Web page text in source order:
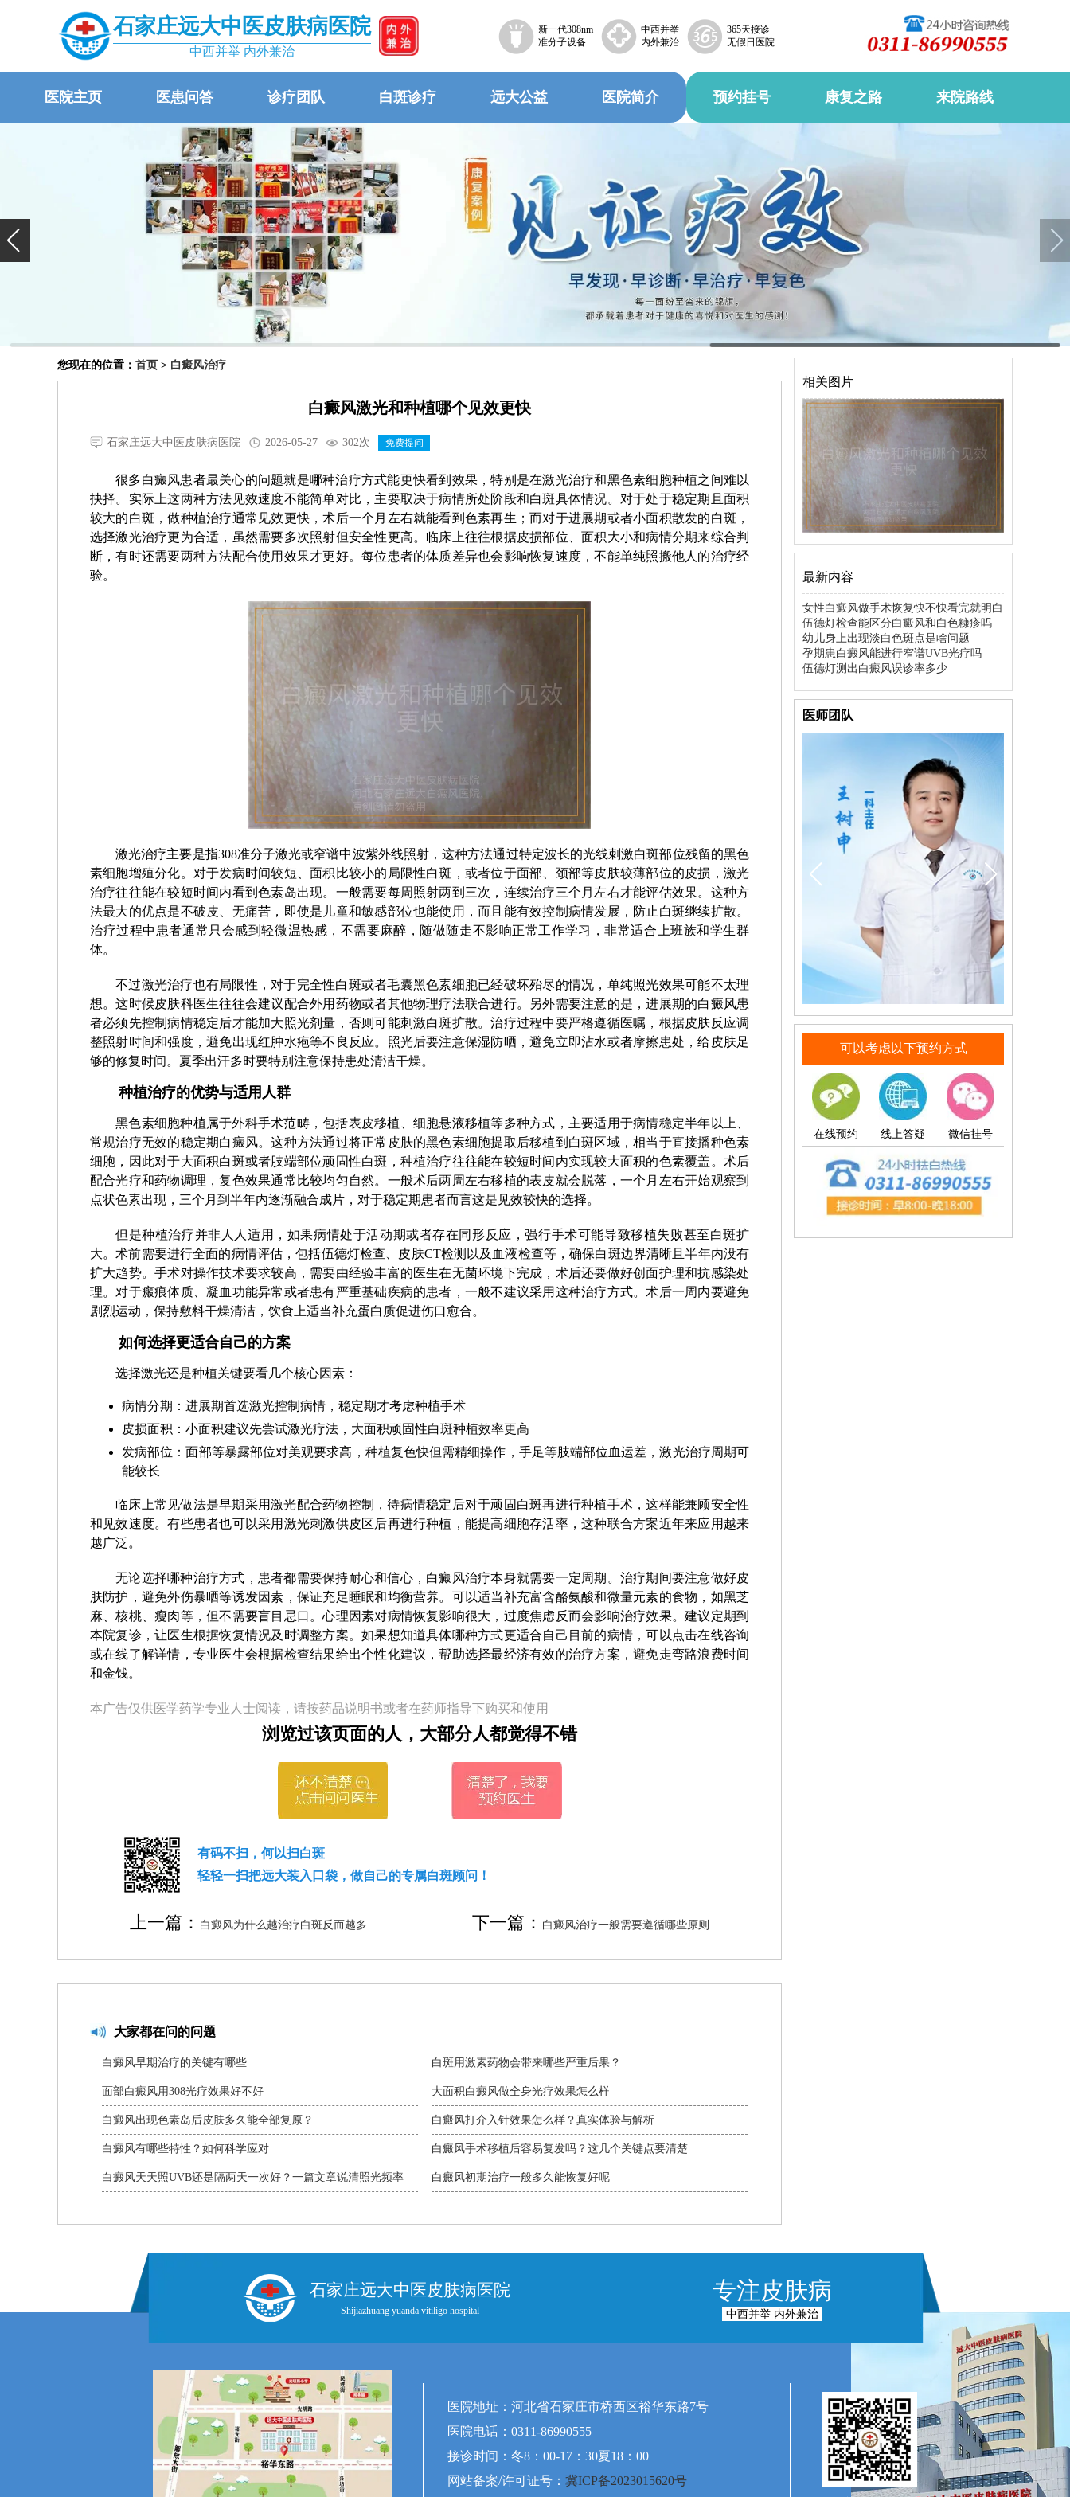
石家庄远大中医皮肤病医院
中西并举 内外兼治
新一代308nm
准分子设备
中西并举
内外兼治
365天接诊
无假日医院
医院主页 医患问答 诊疗团队 白斑诊疗 远大公益 医院简介 预约挂号 康复之路 来院路线
您现在的位置： 首页 > 白癜风治疗
白癜风激光和种植哪个见效更快
石家庄远大中医皮肤病医院 2026-05-27 302次 免费提问
很多白癜风患者最关心的问题就是哪种治疗方式能更快看到效果，特别是在激光治疗和黑色素细胞种植之间难以
抉择。实际上这两种方法见效速度不能简单对比，主要取决于病情所处阶段和白斑具体情况。对于处于稳定期且面积
较大的白斑，做种植治疗通常见效更快，术后一个月左右就能看到色素再生；而对于进展期或者小面积散发的白斑，
选择激光治疗更为合适，虽然需要多次照射但安全性更高。临床上往往根据皮损部位、面积大小和病情分期来综合判
断，有时还需要两种方法配合使用效果才更好。每位患者的体质差异也会影响恢复速度，不能单纯照搬他人的治疗经
验。
激光治疗主要是指308准分子激光或窄谱中波紫外线照射，这种方法通过特定波长的光线刺激白斑部位残留的黑色
素细胞增殖分化。对于发病时间较短、面积比较小的局限性白斑，或者位于面部、颈部等皮肤较薄部位的皮损，激光
治疗往往能在较短时间内看到色素岛出现。一般需要每周照射两到三次，连续治疗三个月左右才能评估效果。这种方
法最大的优点是不破皮、无痛苦，即使是儿童和敏感部位也能使用，而且能有效控制病情发展，防止白斑继续扩散。
治疗过程中患者通常只会感到轻微温热感，不需要麻醉，随做随走不影响正常工作学习，非常适合上班族和学生群
体。
不过激光治疗也有局限性，对于完全性白斑或者毛囊黑色素细胞已经破坏殆尽的情况，单纯照光效果可能不太理
想。这时候皮肤科医生往往会建议配合外用药物或者其他物理疗法联合进行。另外需要注意的是，进展期的白癜风患
者必须先控制病情稳定后才能加大照光剂量，否则可能刺激白斑扩散。治疗过程中要严格遵循医嘱，根据皮肤反应调
整照射时间和强度，避免出现红肿水疱等不良反应。照光后要注意保湿防晒，避免立即沾水或者摩擦患处，给皮肤足
够的修复时间。夏季出汗多时要特别注意保持患处清洁干燥。
种植治疗的优势与适用人群
黑色素细胞种植属于外科手术范畴，包括表皮移植、细胞悬液移植等多种方式，主要适用于病情稳定半年以上、
常规治疗无效的稳定期白癜风。这种方法通过将正常皮肤的黑色素细胞提取后移植到白斑区域，相当于直接播种色素
细胞，因此对于大面积白斑或者肢端部位顽固性白斑，种植治疗往往能在较短时间内实现较大面积的色素覆盖。术后
配合光疗和药物调理，复色效果通常比较均匀自然。一般术后两周左右移植的表皮就会脱落，一个月左右开始观察到
点状色素出现，三个月到半年内逐渐融合成片，对于稳定期患者而言这是见效较快的选择。
但是种植治疗并非人人适用，如果病情处于活动期或者存在同形反应，强行手术可能导致移植失败甚至白斑扩
大。术前需要进行全面的病情评估，包括伍德灯检查、皮肤CT检测以及血液检查等，确保白斑边界清晰且半年内没有
扩大趋势。手术对操作技术要求较高，需要由经验丰富的医生在无菌环境下完成，术后还要做好创面护理和抗感染处
理。对于瘢痕体质、凝血功能异常或者患有严重基础疾病的患者，一般不建议采用这种治疗方式。术后一周内要避免
剧烈运动，保持敷料干燥清洁，饮食上适当补充蛋白质促进伤口愈合。
如何选择更适合自己的方案
选择激光还是种植关键要看几个核心因素：
病情分期：进展期首选激光控制病情，稳定期才考虑种植手术
皮损面积：小面积建议先尝试激光疗法，大面积顽固性白斑种植效率更高
发病部位：面部等暴露部位对美观要求高，种植复色快但需精细操作，手足等肢端部位血运差，激光治疗周期可
能较长
临床上常见做法是早期采用激光配合药物控制，待病情稳定后对于顽固白斑再进行种植手术，这样能兼顾安全性
和见效速度。有些患者也可以采用激光刺激供皮区后再进行种植，能提高细胞存活率，这种联合方案近年来应用越来
越广泛。
无论选择哪种治疗方式，患者都需要保持耐心和信心，白癜风治疗本身就需要一定周期。治疗期间要注意做好皮
肤防护，避免外伤暴晒等诱发因素，保证充足睡眠和均衡营养。可以适当补充富含酪氨酸和微量元素的食物，如黑芝
麻、核桃、瘦肉等，但不需要盲目忌口。心理因素对病情恢复影响很大，过度焦虑反而会影响治疗效果。建议定期到
本院复诊，让医生根据恢复情况及时调整方案。如果想知道具体哪种方式更适合自己目前的病情，可以点击在线咨询
或在线了解详情，专业医生会根据检查结果给出个性化建议，帮助选择最经济有效的治疗方案，避免走弯路浪费时间
和金钱。
本广告仅供医学药学专业人士阅读，请按药品说明书或者在药师指导下购买和使用
浏览过该页面的人，大部分人都觉得不错
有码不扫，何以扫白斑
轻轻一扫把远大装入口袋，做自己的专属白斑顾问！
上一篇： 白癜风为什么越治疗白斑反而越多 下一篇： 白癜风治疗一般需要遵循哪些原则
大家都在问的问题
白癜风早期治疗的关键有哪些
面部白癜风用308光疗效果好不好
白癜风出现色素岛后皮肤多久能全部复原？
白癜风有哪些特性？如何科学应对
白癜风天天照UVB还是隔两天一次好？一篇文章说清照光频率
白斑用激素药物会带来哪些严重后果？
大面积白癜风做全身光疗效果怎么样
白癜风打介入针效果怎么样？真实体验与解析
白癜风手术移植后容易复发吗？这几个关键点要清楚
白癜风初期治疗一般多久能恢复好呢
相关图片
最新内容
女性白癜风做手术恢复快不快看完就明白
伍德灯检查能区分白癜风和白色糠疹吗
幼儿身上出现淡白色斑点是啥问题
孕期患白癜风能进行窄谱UVB光疗吗
伍德灯测出白癜风误诊率多少
医师团队
可以考虑以下预约方式
在线预约 线上答疑 微信挂号
石家庄远大中医皮肤病医院
Shijiazhuang yuanda vitiligo hospital
专注皮肤病
中西并举 内外兼治
医院地址：河北省石家庄市桥西区裕华东路7号
医院电话：0311-86990555
接诊时间：冬8：00-17：30夏18：00
网站备案/许可证号： 冀ICP备2023015620号